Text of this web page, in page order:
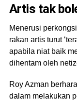
Artis tak
Menerusi
rakan artis turut
apabila niat baik
dihentam oleh
Roy Azman
dalam melakukan